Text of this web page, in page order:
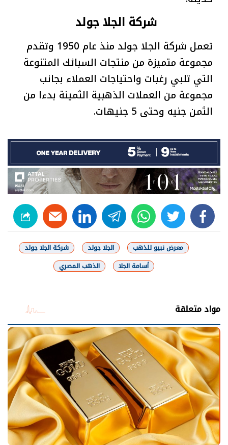
شركة الجلا جولد
‎تعمل شركة الجلا جولد منذ عام 1950 وتقدم
مجموعة متميزة من منتجات السبائك المتنوعة
التي تلبي رغبات واحتياجات العملاء بجانب
مجموعة من العملات الذهبية الثمينة بدءا من
الثمن جنيه وحتى 5 جنيهات.
facebook
twitter
whats
telegram
linkedin
معرض نبيو للذهب الجلا جولد
شركة الجلا جولد
أسامة الجلا
الذهب المصري
مواد متعلقة